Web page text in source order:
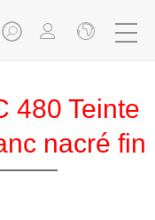
480 Teinte
nacré fin